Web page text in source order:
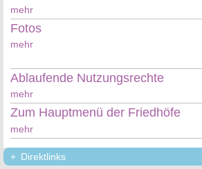
mehr
Fotos
mehr
Ablaufende Nutzungsrechte
mehr
Zum Hauptmenü der Friedhöfe
mehr
Direktlinks